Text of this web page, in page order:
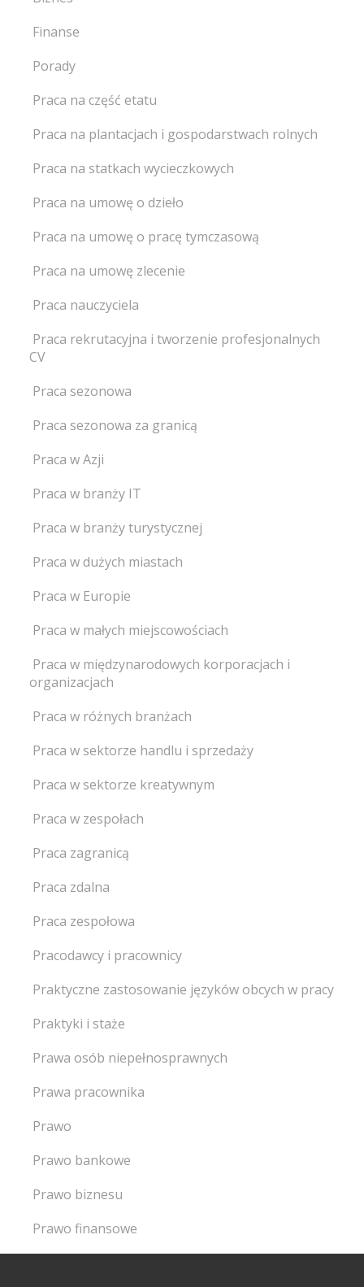
Finanse
Porady
Praca na część etatu
Praca na plantacjach i gospodarstwach rolnych
Praca na statkach wycieczkowych
Praca na umowę o dzieło
Praca na umowę o pracę tymczasową
Praca na umowę zlecenie
Praca nauczyciela
Praca rekrutacyjna i tworzenie profesjonalnych
CV
Praca sezonowa
Praca sezonowa za granicą
Praca w Azji
Praca w branży IT
Praca w branży turystycznej
Praca w dużych miastach
Praca w Europie
Praca w małych miejscowościach
Praca w międzynarodowych korporacjach i
organizacjach
Praca w różnych branżach
Praca w sektorze handlu i sprzedaży
Praca w sektorze kreatywnym
Praca w zespołach
Praca zagranicą
Praca zdalna
Praca zespołowa
Pracodawcy i pracownicy
Praktyczne zastosowanie języków obcych w pracy
Praktyki i staże
Prawa osób niepełnosprawnych
Prawa pracownika
Prawo
Prawo bankowe
Prawo biznesu
Prawo finansowe